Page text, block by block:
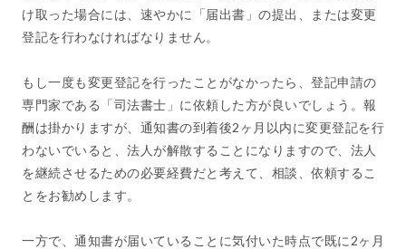
け取った場合には、速やかに「届出書」の提出、または変更
登記を行わなければなりません。
もし一度も変更登記を行ったことがなかったら、登記申請の
専門家である「司法書士」に依頼した方が良いでしょう。報
酬は掛かりますが、通知書の到着後2ヶ月以内に変更登記を行
わないでいると、法人が解散することになりますので、法人
を継続させるための必要経費だと考えて、相談、依頼するこ
とをお勧めします。
一方で、通知書が届いていることに気付いた時点で既に2ヶ月